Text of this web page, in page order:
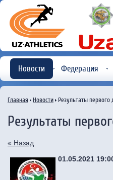
Новости Федерация
Главная Новости Результаты
Результаты
« Назад
01.05.2021